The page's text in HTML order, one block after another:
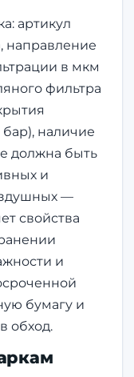
артикул
направление
в мкм
фильтра
бар), наличие
должна быть
и
—
свойства
и
бумагу и
обход.